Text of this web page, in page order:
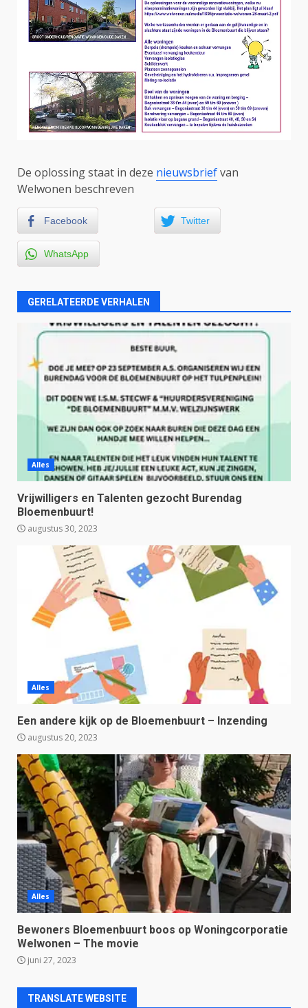
De oplossing staat in deze nieuwsbriefvan
Welwonen beschreven
Facebook Twitter
WhatsApp
GERELATEERDE VERHALEN
Alles
Vrijwilligers en Talenten gezocht Burendag
Bloemenbuurt!
augustus 30, 2023
Alles
Een andere kijk op de Bloemenbuurt – Inzending
augustus 20, 2023
Alles
Bewoners Bloemenbuurt boos op Woningcorporatie
Welwonen – The movie
juni 27, 2023
TRANSLATE WEBSITE